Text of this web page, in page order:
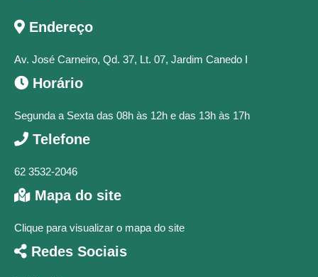
Endereço
Av. José Carneiro, Qd. 37, Lt. 07, Jardim Canedo I
Horário
Segunda a Sexta das 08h às 12h e das 13h às 17h
Telefone
62 3532-2046
Mapa do site
Clique para visualizar o mapa do site
Redes Sociais